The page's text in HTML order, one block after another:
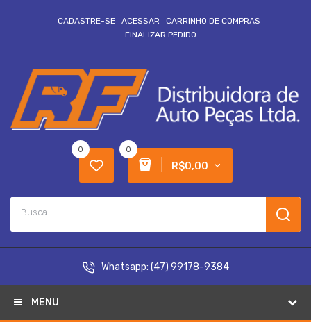
CADASTRE-SE ACESSAR
CARRINHO DE COMPRAS
FINALIZAR PEDIDO
0
R$0,00
0
Whatsapp: (47) 99178-9384
MENU